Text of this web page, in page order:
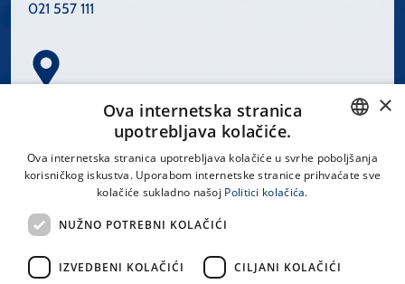
021 557 111
Spinčićeva 1, 21000 Split
LINKOVI
CROATIAN
×
Ova internetska stranica
upotrebljava kolačiće.
Ova internetska stranica upotrebljava kolačiće u svrhe poboljšanja
korisničkog iskustva. Uporabom internetske stranice prihvaćate sve
kolačiće sukladno našoj Politici kolačića.
NUŽNO POTREBNI KOLAČIĆI
IZVEDBENI KOLAČIĆI CILJANI KOLAČIĆI